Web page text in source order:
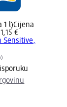
1 l)Cijena
€
Sensitive,